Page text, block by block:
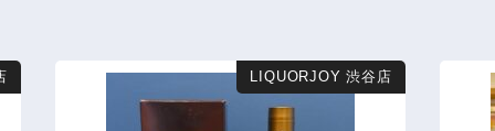
LIQUORJOY 渋谷店